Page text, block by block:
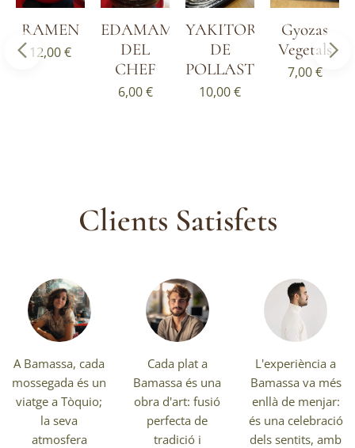
RAMEN
12,00€
EDAMAME
DEL
CHEF
6,00€
YAKITORI
DE
POLLASTRE
10,00€
Gyozas
Vegetals
7,00€
Clients Satisfets
A Bamassa, cada
mossegada és un
viatge a Tòquio;
la seva
atmosfera
Cada plat a
Bamassa és una
obra d'art: fusió
perfecta de
tradició i
L'experiència a
Bamassa va més
enllà de menjar:
és una celebració
dels sentits, amb